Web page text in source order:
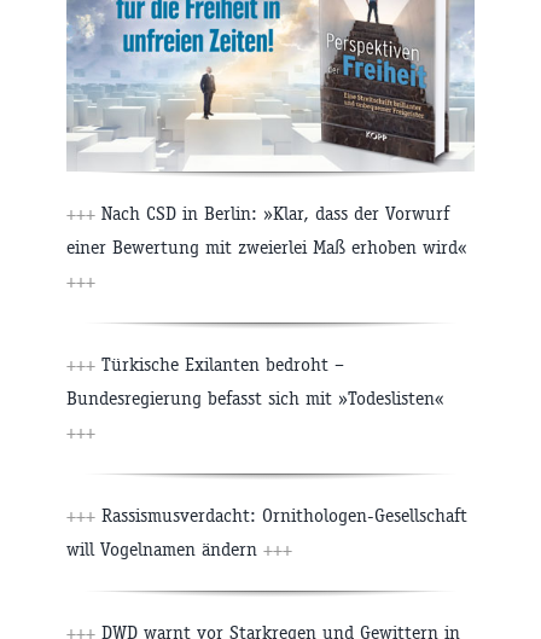
+++ Nach CSD in Berlin: »Klar, dass der Vorwurf
einer Bewertung mit zweierlei Maß erhoben wird«
+++
+++ Türkische Exilanten bedroht –
Bundesregierung befasst sich mit »Todeslisten«
+++
+++ Rassismusverdacht: Ornithologen-Gesellschaft
will Vogelnamen ändern +++
+++ DWD warnt vor Starkregen und Gewittern in